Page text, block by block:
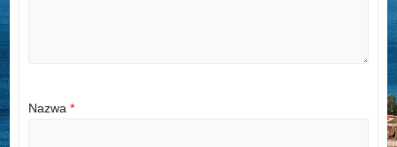
Nazwa *